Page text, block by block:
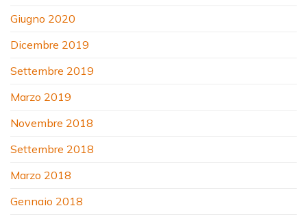
Giugno 2020
Dicembre 2019
Settembre 2019
Marzo 2019
Novembre 2018
Settembre 2018
Marzo 2018
Gennaio 2018